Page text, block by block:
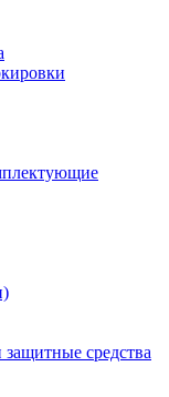
средства